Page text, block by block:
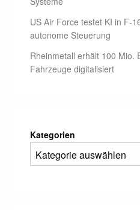
US Air Force testet KI in F-
autonome Steuerung
Rheinmetall erhält 100 Mio.
Fahrzeuge digitalisiert
Kategorien